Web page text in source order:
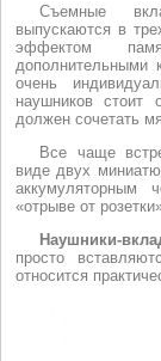
Съемные
выпускаются в
эффектом
дополнительными
очень
наушников стоит
должен сочетать
Все чаще
виде двух
аккумуляторным
«отрыве от
Наушники-
просто
относится